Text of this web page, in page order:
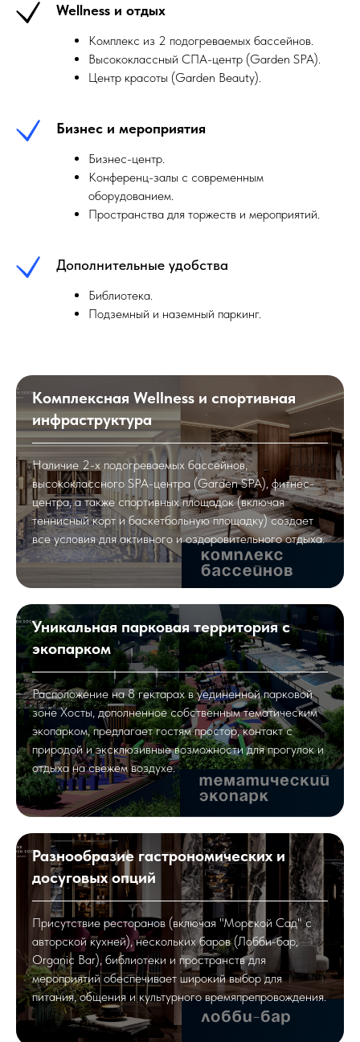
Wellness и отдых
Комплекс из 2 подогреваемых бассейнов.
Высококлассный СПА-центр (Garden SPA).
Центр красоты (Garden Beauty).
Бизнес и мероприятия
Бизнес-центр.
Конференц-залы с современным
оборудованием.
Пространства для торжеств и мероприятий.
Дополнительные удобства
Библиотека.
Подземный и наземный паркинг.
Комплексная Wellness и спортивная
инфраструктура
Наличие 2-х подогреваемых бассейнов,
высококлассного SPA-центра (Garden SPA), фитнес-
центра, а также спортивных площадок (включая
теннисный корт и баскетбольную площадку) создает
все условия для активного и оздоровительного отдыха.
Уникальная парковая территория с
экопарком
Расположение на 8 гектарах в уединенной парковой
зоне Хосты, дополненное собственным тематическим
экопарком, предлагает гостям простор, контакт с
природой и эксклюзивные возможности для прогулок и
отдыха на свежем воздухе.
Разнообразие гастрономических и
досуговых опций
Присутствие ресторанов (включая "Морской Сад" с
авторской кухней), нескольких баров (Лобби-бар,
Organic Bar), библиотеки и пространств для
мероприятий обеспечивает широкий выбор для
питания, общения и культурного времяпрепровождения.